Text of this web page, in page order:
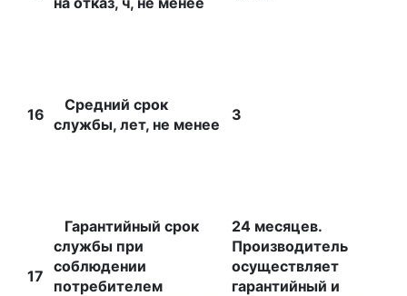
16
Средний срок
службы, лет, не менее
3
17
Гарантийный срок
службы при
соблюдении
потребителем
24 месяцев.
Производитель
осуществляет
гарантийный и